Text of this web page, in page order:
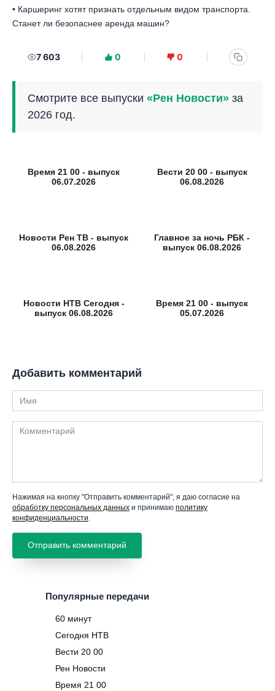
• Каршеринг хотят признать отдельным видом транспорта.
Станет ли безопаснее аренда машин?
7 603 0 0
Смотрите все выпуски «Рен Новости» за
2026 год.
Время 21 00 - выпуск
06.07.2026
Вести 20 00 - выпуск
06.08.2026
Новости Рен ТВ - выпуск
06.08.2026
Главное за ночь РБК -
выпуск 06.08.2026
Новости НТВ Сегодня -
выпуск 06.08.2026
Время 21 00 - выпуск
05.07.2026
Добавить комментарий
Имя
Комментарий
Нажимая на кнопку "Отправить комментарий", я даю согласие на
обработку персональных данных и принимаю политику
конфиденциальности
Популярные передачи
60 минут
Сегодня НТВ
Вести 20 00
Рен Новости
Время 21 00